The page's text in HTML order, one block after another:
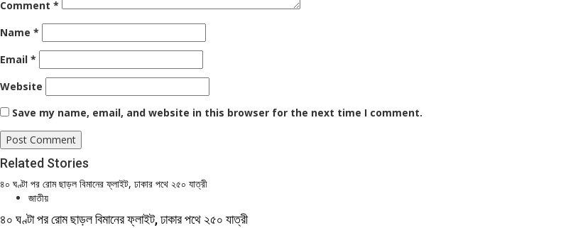
Comment *
Name *
Email *
Website
Save my name, email, and website in this browser for the next time I comment.
Related Stories
৪০ ঘণ্টা পর রোম ছাড়ল বিমানের ফ্লাইট, ঢাকার পথে ২৫০ যাত্রী
জাতীয়
৪০ ঘণ্টা পর রোম ছাড়ল বিমানের ফ্লাইট, ঢাকার পথে ২৫০ যাত্রী